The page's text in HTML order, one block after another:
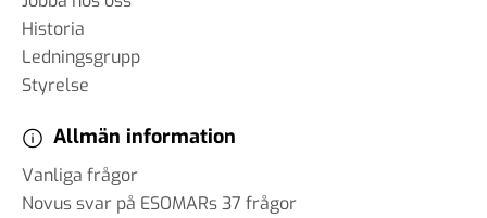
Historia
Ledningsgrupp
Styrelse
Allmän information
Vanliga frågor
Novus svar på ESOMARs 37 frågor